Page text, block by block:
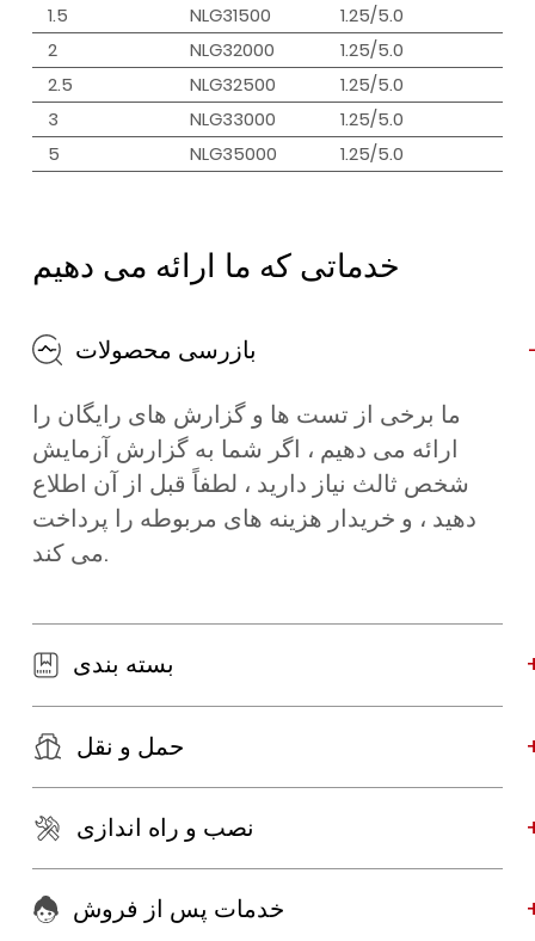
1.5
NLG31500
1.25/5.0
2
NLG32000
1.25/5.0
2.5
NLG32500
1.25/5.0
3
NLG33000
1.25/5.0
5
NLG35000 1.25/5.0
خدماتی که ما ارائه می دهیم
بازرسی محصولات
ما برخی از تست ها و گزارش های رایگان را
ارائه می دهیم ، اگر شما به گزارش آزمایش
شخص ثالث نیاز دارید ، لطفاً قبل از آن اطلاع
دهید ، و خریدار هزینه های مربوطه را پرداخت
می کند.
بسته بندی
حمل و نقل
نصب و راه اندازی
خدمات پس از فروش